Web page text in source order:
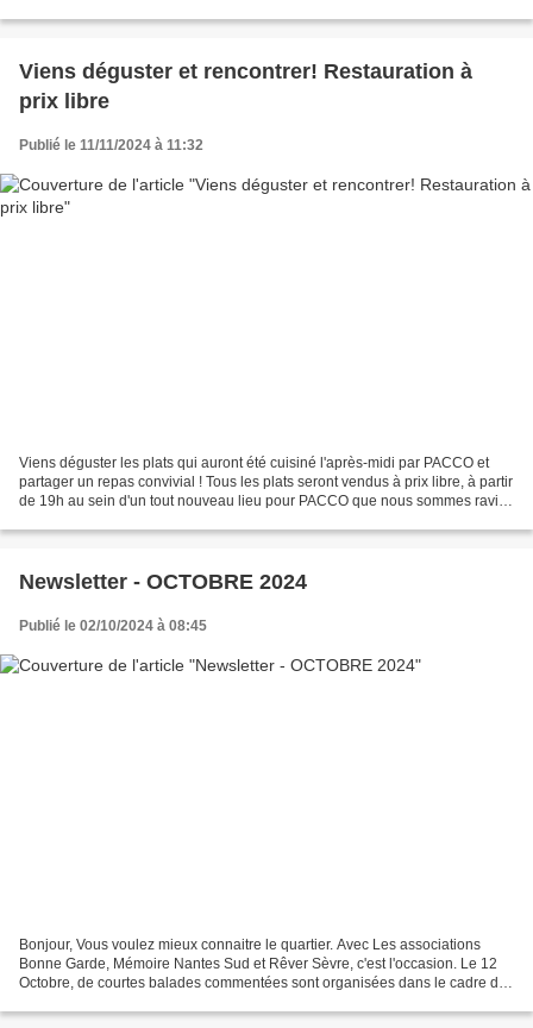
Viens déguster et rencontrer! Restauration à
prix libre
Publié le 11/11/2024 à 11:32
Viens déguster les plats qui auront été cuisiné l'après-midi par PACCO et
partager un repas convivial ! Tous les plats seront vendus à prix libre, à partir
de 19h au sein d'un tout nouveau lieu pour PACCO que nous sommes ravi-
Newsletter - OCTOBRE 2024
Publié le 02/10/2024 à 08:45
Bonjour, Vous voulez mieux connaitre le quartier. Avec Les associations
Bonne Garde, Mémoire Nantes Sud et Rêver Sèvre, c'est l'occasion. Le 12
Octobre, de courtes balades commentées sont organisées dans le cadre du